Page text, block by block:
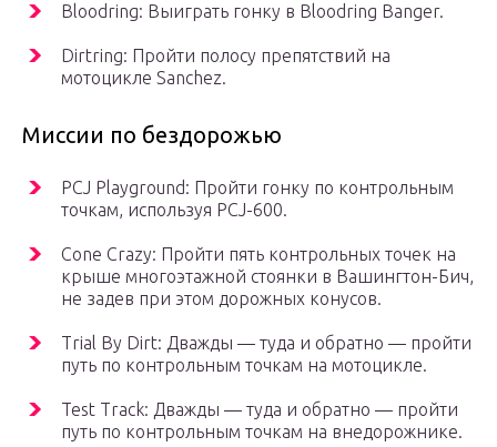
Bloodring: Выиграть гонку в Bloodring Banger.
Dirtring: Пройти полосу препятствий на
мотоцикле Sanchez.
Миссии по бездорожью
PCJ Playground: Пройти гонку по контрольным
точкам, используя PCJ-600.
Cone Crazy: Пройти пять контрольных точек на
крыше многоэтажной стоянки в Вашингтон-Бич,
не задев при этом дорожных конусов.
Trial By Dirt: Дважды — туда и обратно — пройти
путь по контрольным точкам на мотоцикле.
Test Track: Дважды — туда и обратно — пройти
путь по контрольным точкам на внедорожнике.